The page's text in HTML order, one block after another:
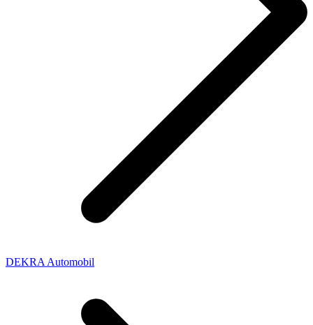
DEKRA Automobil